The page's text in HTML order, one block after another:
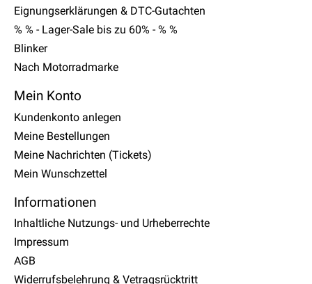
Eignungserklärungen & DTC-Gutachten
% % - Lager-Sale bis zu 60% - % %
Blinker
Nach Motorradmarke
Mein Konto
Kundenkonto anlegen
Meine Bestellungen
Meine Nachrichten (Tickets)
Mein Wunschzettel
Informationen
Inhaltliche Nutzungs- und Urheberrechte
Impressum
AGB
Widerrufsbelehrung & Vetragsrücktritt